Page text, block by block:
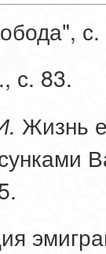
с. 83.
Жизнь